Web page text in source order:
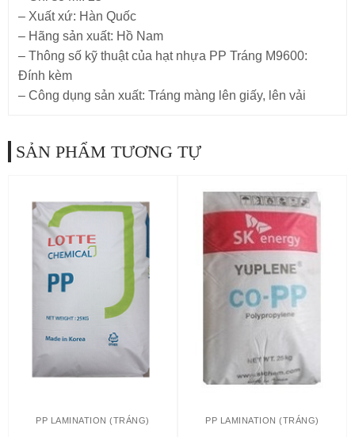
– Xuất xứ: Hàn Quốc
– Hãng sản xuất: Hồ Nam
– Thông số kỹ thuật của hạt nhựa PP Tráng M9600:
Đính kèm
– Công dụng sản xuất: Tráng màng lên giấy, lên vải
SẢN PHẨM TƯƠNG TỰ
PP LAMINATION (TRÁNG) PP LAMINATION (TRÁNG)